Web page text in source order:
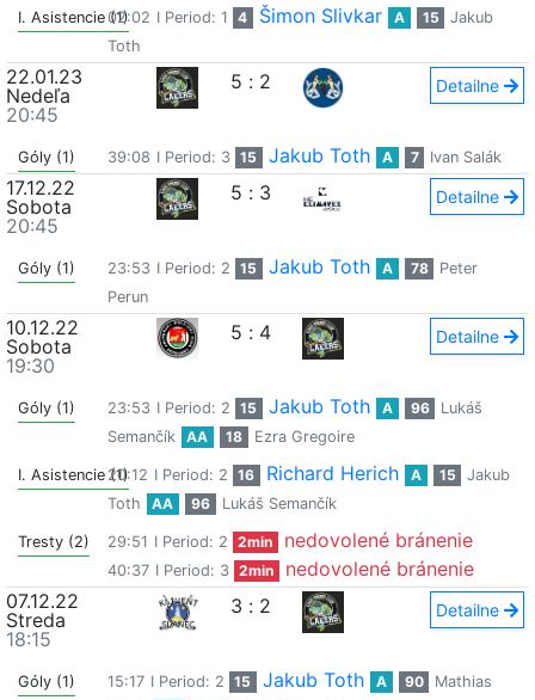
I. Asistencie (1)02:02 I Period: 1 4 Šimon Slivkar A 15
Jakub
Toth
22.01.23
Nedeľa
20:45
5 : 2 Detailne
Góly (1) 39:08 I Period: 3 15 Jakub Toth A 7 Ivan Salák
17.12.22
Sobota
20:45
5 : 3 Detailne
Góly (1) 23:53 I Period: 2 15 Jakub Toth A 78
Peter
Perun
10.12.22
Sobota
19:30
5 : 4 Detailne
Góly (1) 23:53 I Period: 2 15 Jakub Toth A 96
Lukáš
Semančík
AA 18 Ezra Gregoire
I. Asistencie (1)20:12 I Period: 2 16 Richard Herich A 15
Jakub
Toth
AA 96 Lukáš Semančík
Tresty (2) 29:51 I Period: 2 2min nedovolené bránenie
40:37 I Period: 3 2min
nedovolené bránenie
07.12.22
Streda
18:15
3 : 2 Detailne
Góly (1) 15:17 I Period: 2 15 Jakub Toth A 90
Mathias